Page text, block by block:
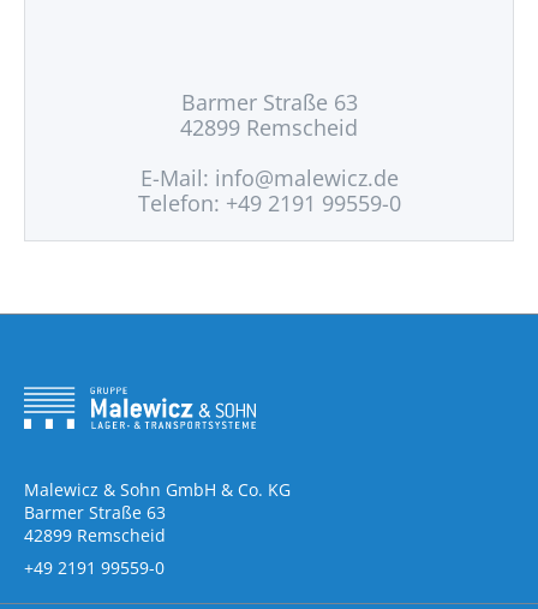
Barmer Straße 63
42899 Remscheid
E-Mail: info@malewicz.de
Telefon: +49 2191 99559-0
Malewicz & Sohn GmbH & Co. KG
Barmer Straße 63
42899 Remscheid
+49 2191 99559-0